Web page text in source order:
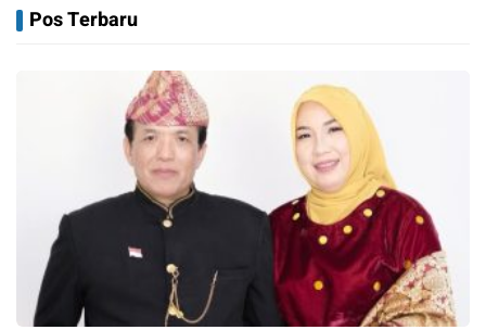
Penguatan Literasi
Media di Kalangan
Dana Desa di
kepahiang
Pos Terbaru